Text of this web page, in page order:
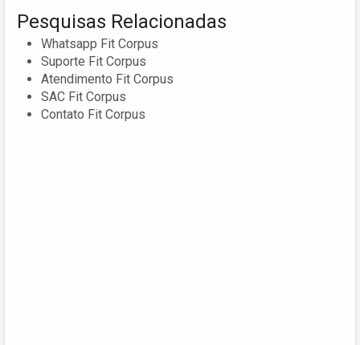
Pesquisas Relacionadas
Whatsapp Fit Corpus
Suporte Fit Corpus
Atendimento Fit Corpus
SAC Fit Corpus
Contato Fit Corpus